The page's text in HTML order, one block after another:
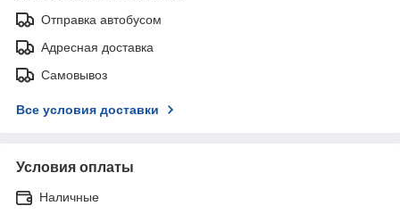
Отправка автобусом
Адресная доставка
Самовывоз
Все условия доставки
Условия оплаты
Наличные